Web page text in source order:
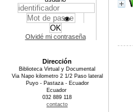
Olvidé mi contraseña
Dirección
Biblioteca Virtual y Documental
Via Napo kilometro 2 1/2 Paso lateral
Puyo - Pastaza - Ecuador
Ecuador
032 889 118
contacto